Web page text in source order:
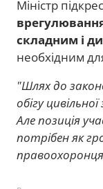
Міністр
складним і
необхідним
"Шлях до
обігу
Але позиція
потрібен як